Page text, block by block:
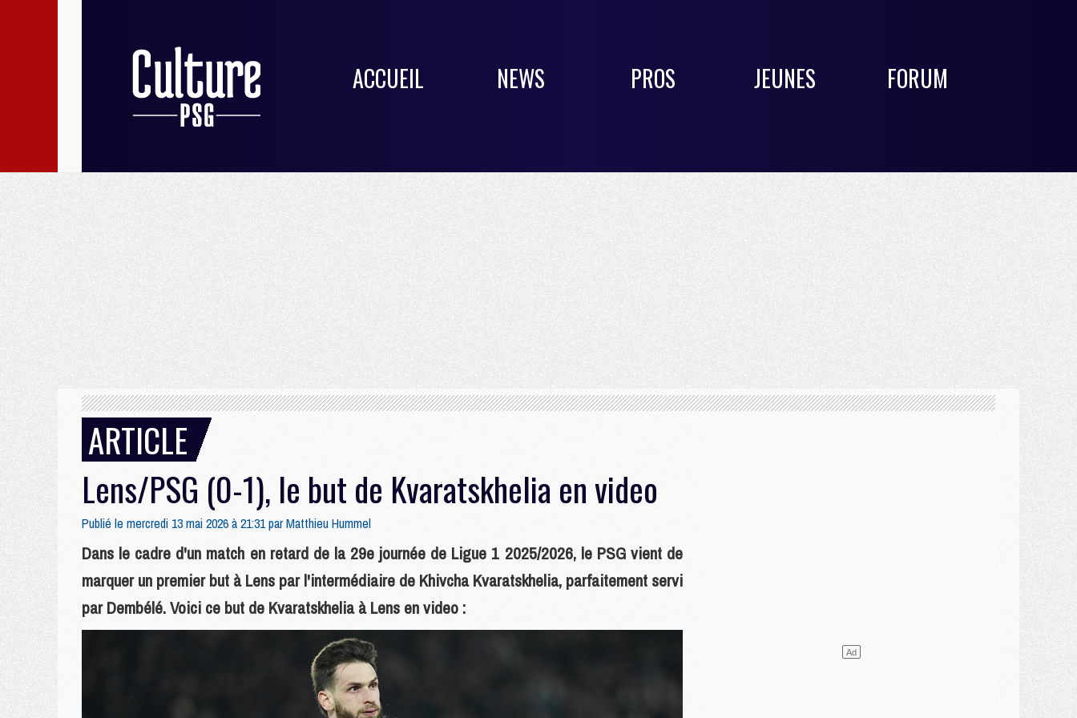
ACCUEIL NEWS PROS JEUNES FORUM
ARTICLE
Lens/PSG (0-1), le but de Kvaratskhelia en video
Publié le mercredi 13 mai 2026 à 21:31 parMatthieu Hummel
Dans le cadre d'un match en retard de la 29e journée de Ligue 1 2025/2026, le PSG vient de
marquer un premier but à Lens par l'intermédiaire de Khivcha Kvaratskhelia, parfaitement servi
par Dembélé. Voici ce but de Kvaratskhelia à Lens en video :